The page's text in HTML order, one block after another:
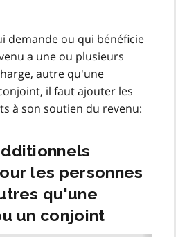
demande ou qui bénéficie
a une ou plusieurs
autre qu'une
il faut ajouter les
à son soutien du revenu:
les personnes
qu'une
un conjoint